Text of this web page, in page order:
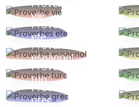
Proverbe
vie
Proverbes
ete
Proverbe
espagnol
Proverbe
turc
Proverbe
grec